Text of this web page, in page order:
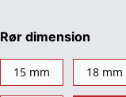
Rør dimension
15 mm 18 mm